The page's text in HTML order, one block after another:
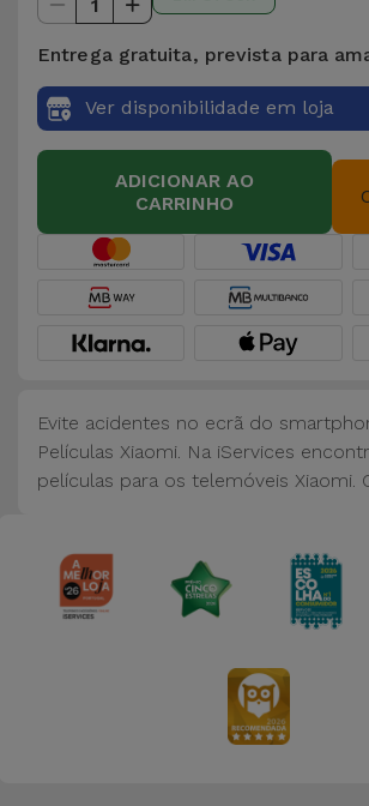
1
Entrega gratuita, prevista para
Ver disponibilidade em loja
ADICIONAR AO
CARRINHO
Evite acidentes no ecrã do
Películas Xiaomi. Na iServices
películas para os telemóveis Xiaomi.